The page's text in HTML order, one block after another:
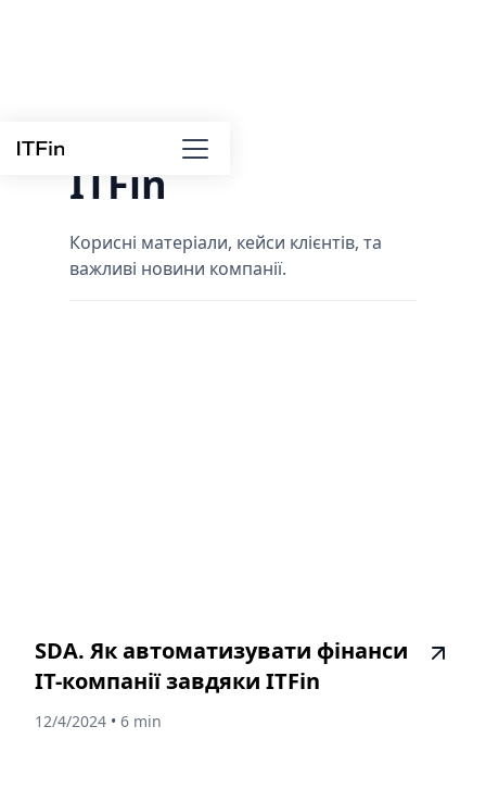
ITFin
Корисні матеріали, кейси клієнтів, та
важливі новини компанії.
SDA. Як автоматизувати фінанси
IT-компанії завдяки ITFin
12/4/2024 • 6 min